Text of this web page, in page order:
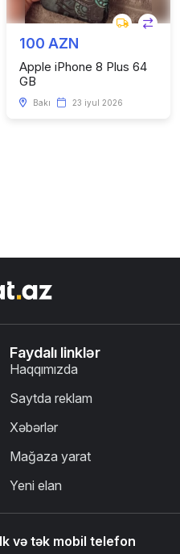
100 AZN
Apple iPhone 8 Plus 64
GB
Bakı 23 iyul 2026
Faydalı linklər
Haqqımızda
Saytda reklam
Xəbərlər
Mağaza yarat
Yeni elan
və tək mobil telefon